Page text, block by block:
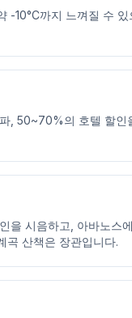
-10°C까지 느껴질 수 있
, 50~70%의 호텔 할인
을 시음하고, 아바노스
곡 산책은 장관입니다.